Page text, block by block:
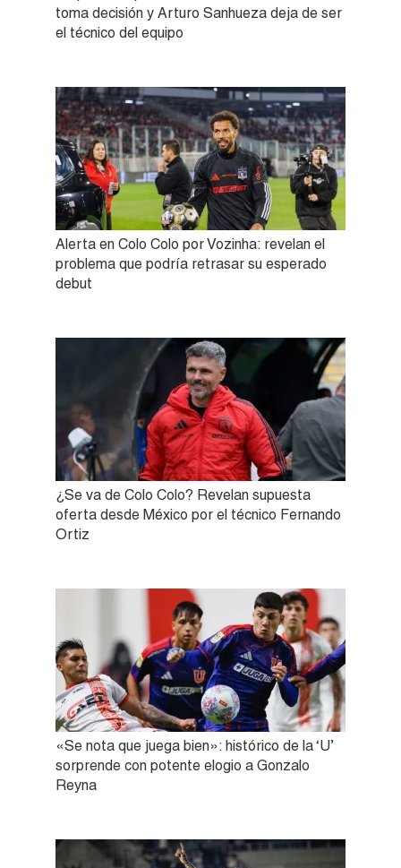
toma decisión y Arturo Sanhueza deja de ser
el técnico del equipo
Alerta en Colo Colo por Vozinha: revelan el
problema que podría retrasar su esperado
debut
¿Se va de Colo Colo? Revelan supuesta
oferta desde México por el técnico Fernando
Ortiz
«Se nota que juega bien»: histórico de la ‘U’
sorprende con potente elogio a Gonzalo
Reyna